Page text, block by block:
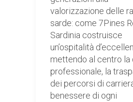
valorizzazione delle
sarde: come 7Pines
Sardinia costruisce
un’ospitalità
mettendo al centro
professionale, la
dei percorsi di
benessere di ogni